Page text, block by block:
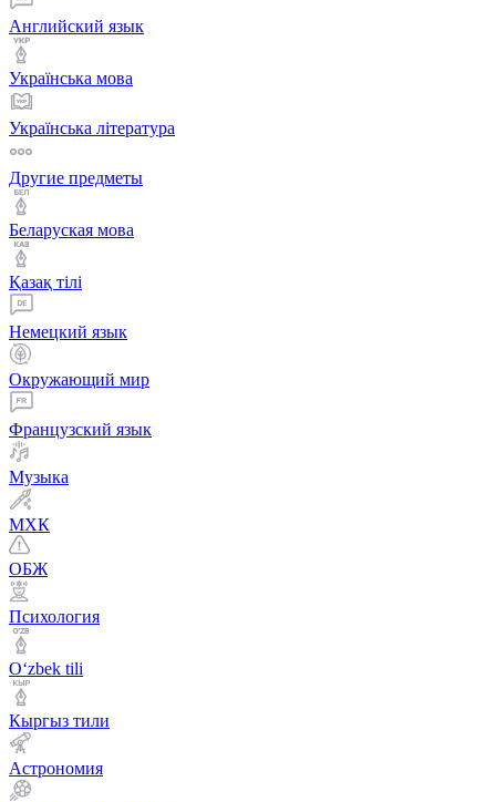
Английский язык
Українська мова
Українська література
Другие предметы
Беларуская мова
Қазақ тiлi
Немецкий язык
Окружающий мир
Французский язык
Музыка
МХК
ОБЖ
Психология
Оʻzbek tili
Кыргыз тили
Астрономия